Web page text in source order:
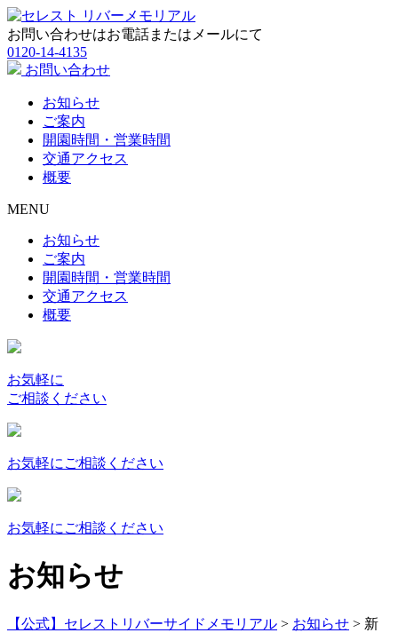
お問い合わせはお電話またはメールにて
0120-14-4135
お問い合わせ
お知らせ
ご案内
開園時間・営業時間
交通アクセス
概要
MENU
お知らせ
ご案内
開園時間・営業時間
交通アクセス
概要
お気軽に
ご相談ください
お気軽にご相談ください
お気軽にご相談ください
お知らせ
【公式】セレストリバーサイドメモリアル > お知らせ > 新